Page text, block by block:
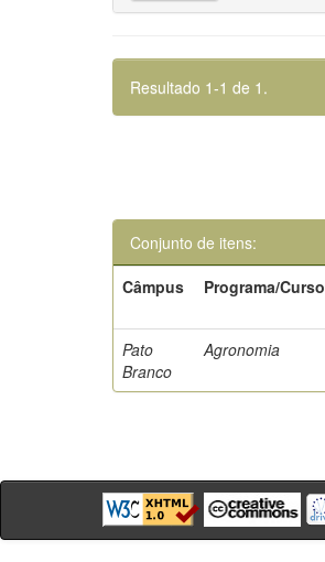
Resultado 1-1 de 1.
Conjunto de itens:
Câmpus
Programa/Curso
Pato
Branco
Agronomia